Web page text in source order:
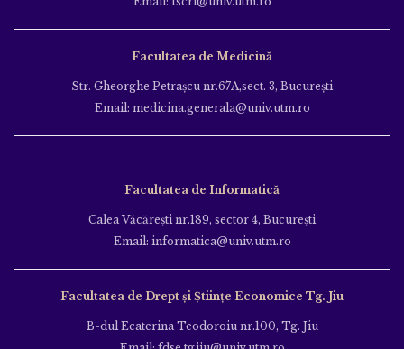
Facultatea de Medicină
Str. Gheorghe Petraşcu nr.67A,sect. 3, Bucureşti
Email: medicina.generala@univ.utm.ro
Facultatea de Informatică
Calea Văcăreşti nr.189, sector 4, Bucureşti
Email: informatica@univ.utm.ro
Facultatea de Drept și Științe Economice Tg. Jiu
B-dul Ecaterina Teodoroiu nr.100, Tg. Jiu